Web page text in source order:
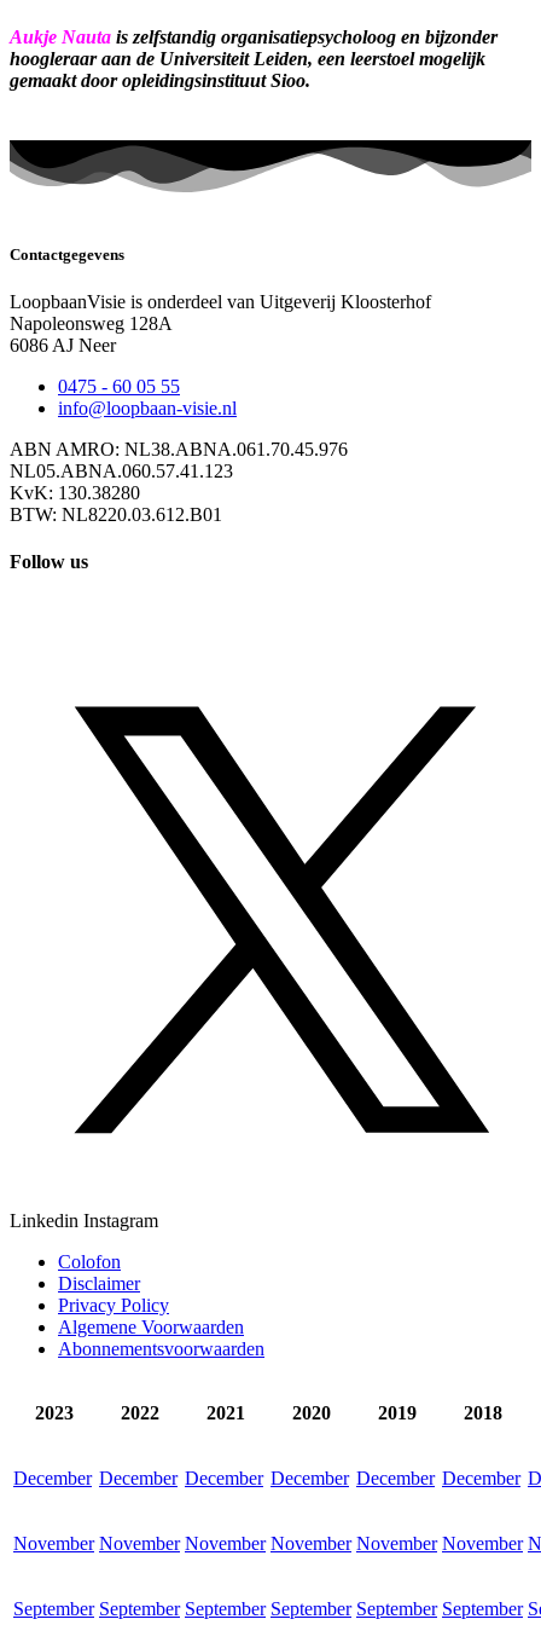
Aukje Nauta is zelfstandig organisatiepsycholoog en bijzonder
hoogleraar aan de Universiteit Leiden, een leerstoel mogelijk
gemaakt door opleidingsinstituut Sioo.
Contactgegevens
LoopbaanVisie is onderdeel van Uitgeverij Kloosterhof
Napoleonsweg 128A
6086 AJ Neer
0475 - 60 05 55
info@loopbaan-visie.nl
ABN AMRO: NL38.ABNA.061.70.45.976
NL05.ABNA.060.57.41.123
KvK: 130.38280
BTW: NL8220.03.612.B01
Follow us
Linkedin Instagram
Colofon
Disclaimer
Privacy Policy
Algemene Voorwaarden
Abonnementsvoorwaarden
2023 2022 2021 2020 2019 2018
December December December December December December
November November November November November November
September September September September September September